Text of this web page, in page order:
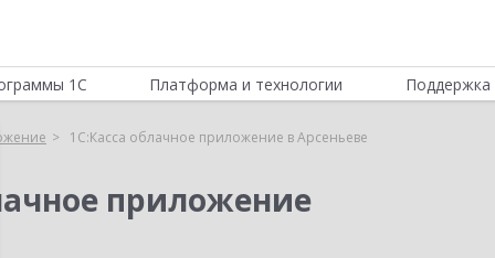
1С Платформа и технологии Поддержка
1С:Касса облачное приложение в Арсеньеве
приложение